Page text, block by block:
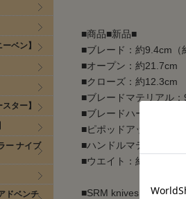
■商品■新品■
■ブレード：約9.4cm（
■オープン：約21.7cm
■クローズ：約12.3cm
■ブレードマテリアル
■ブレードハードネス：
■ピポッドアッセンブ
■ハンドルマテリアル：
■ウエイト：約113g
■SRM knives【SRMナ
ベン】
ター】
ー ナイブ
ドベンチ